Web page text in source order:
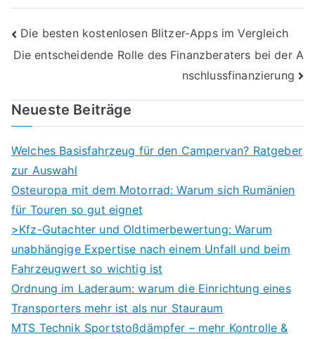
Beitragsnavigation
Die besten kostenlosen Blitzer-Apps im Vergleich
Die entscheidende Rolle des Finanzberaters bei der A
nschlussfinanzierung
Neueste Beiträge
Welches Basisfahrzeug für den Campervan? Ratgeber
zur Auswahl
Osteuropa mit dem Motorrad: Warum sich Rumänien
für Touren so gut eignet
>Kfz-Gutachter und Oldtimerbewertung: Warum
unabhängige Expertise nach einem Unfall und beim
Fahrzeugwert so wichtig ist
Ordnung im Laderaum: warum die Einrichtung eines
Transporters mehr ist als nur Stauraum
MTS Technik Sportstoßdämpfer – mehr Kontrolle &